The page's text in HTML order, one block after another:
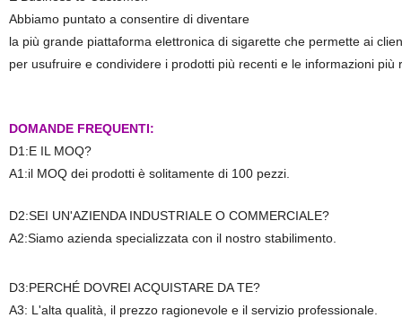
Abbiamo puntato a consentire di diventare
la più grande piattaforma elettronica di sigarette che permette ai
per usufruire e condividere i prodotti più recenti e le informazioni più
DOMANDE FREQUENTI:
D1:E IL MOQ?
A1:il MOQ dei prodotti è solitamente di 100 pezzi.
D2:SEI UN'AZIENDA INDUSTRIALE O COMMERCIALE?
A2:Siamo azienda specializzata con il nostro stabilimento.
D3:PERCHÉ DOVREI ACQUISTARE DA TE?
A3: L'alta qualità, il prezzo ragionevole e il servizio professionale.